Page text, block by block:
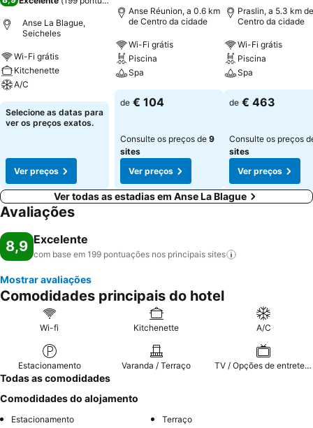
Anse La Blague,
Seicheles
Wi-Fi grátis
Kitchenette
A/C
Selecione as datas para
ver os preços exatos.
Ver preços
Anse Réunion, a 0.6 km
de Centro da cidade
Wi-Fi grátis
Piscina
Spa
de € 104
Consulte os preços de 9
sites
Ver preços
Praslin, a 5.3 km de
Centro da cidade
Wi-Fi grátis
Piscina
Spa
de € 463
Consulte os preços
sites
Ver preços
Ver todas as estadias em Anse La Blague
Avaliações
8,9 Excelente
com base em 199 pontuações nos principais sites
Mostrar avaliações
Comodidades principais do hotel
Wi-fi Kitchenette A/C
Estacionamento Varanda / Terraço TV / Opções de entretenimento
Todas as comodidades
Comodidades do alojamento
Estacionamento
Terraço